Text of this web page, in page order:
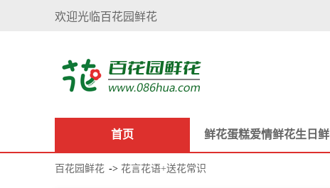
欢迎光临百花园鲜花
首页 鲜花蛋糕爱情鲜花生日
百花园鲜花 -> 花言花语+送花常识